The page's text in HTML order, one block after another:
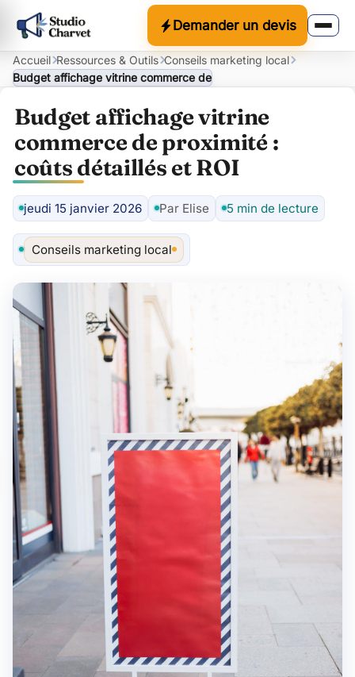
Demander un devis
Accueil Ressources & Outils Conseils marketing local
Budget affichage vitrine commerce de proximité : coûts détaillés
Budget affichage vitrine
commerce de proximité :
coûts détaillés et ROI
jeudi 15 janvier 2026
Auteur
Par Elise 5 min de lecture
Conseils marketing local